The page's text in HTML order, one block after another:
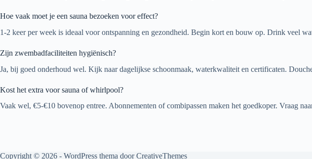
Hoe vaak moet je een sauna bezoeken voor effect?
1-2 keer per week is ideaal voor ontspanning en gezondheid. Begin kort en bouw op. Drink veel
Zijn zwembadfaciliteiten hygiënisch?
Ja, bij goed onderhoud wel. Kijk naar dagelijkse schoonmaak, waterkwaliteit en certificaten.
Kost het extra voor sauna of whirlpool?
Vaak wel, €5-€10 bovenop entree. Abonnementen of combipassen maken het goedkoper. Vraag
Copyright © 2026 - WordPress thema doorCreativeThemes